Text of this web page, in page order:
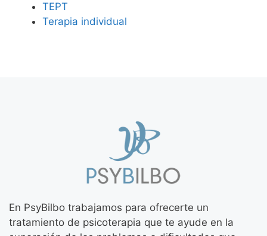
TEPT
Terapia individual
En PsyBilbo trabajamos para ofrecerte un
tratamiento de psicoterapia que te ayude en la